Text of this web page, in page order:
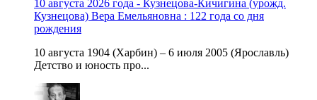
10 августа 2026 года - Кузнецова-Кичигина (урожд.
Кузнецова) Вера Емельяновна : 122 года со дня
рождения
10 августа 1904 (Харбин) – 6 июля 2005 (Ярославль)
Детство и юность про...